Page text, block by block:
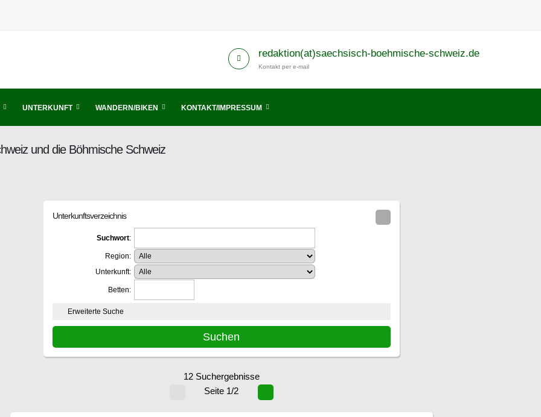
redaktion(at)saechsisch-boehmische-schweiz.de
Kontakt per e-mail
UNTERKUNFT WANDERN/BIKEN KONTAKT/IMPRESSUM
und die Böhmische Schweiz
Unterkunftsverzeichnis
Suchwort:
Region:
Unterkunft:
Betten:
Erweiterte Suche
12 Suchergebnisse
Seite 1/2